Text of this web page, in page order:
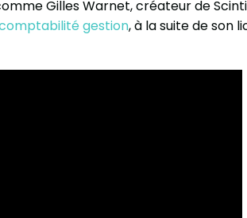
Gilles Warnet, créateur de
gestion, à la suite de son